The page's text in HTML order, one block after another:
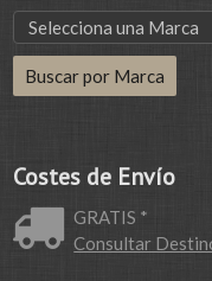
Costes de Envío
GRATIS *
Consultar